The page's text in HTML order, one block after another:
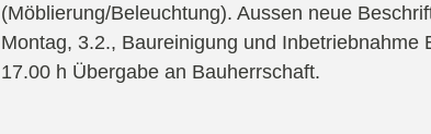
(Möblierung/Beleuchtung). Aussen neue
Montag, 3.2., Baureinigung und Inbetriebnahme
17.00 h Übergabe an Bauherrschaft.